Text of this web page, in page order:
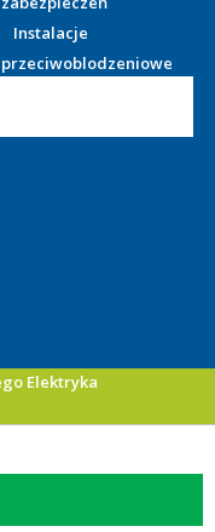
Instalacje
przeciwoblodzeniowe
Elektryka